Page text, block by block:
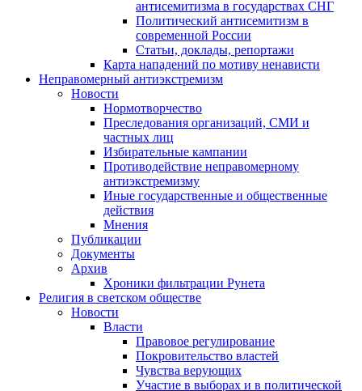
антисемитизма в государствах СНГ
Политический антисемитизм в
современной России
Статьи, доклады, репортажи
Карта нападений по мотиву ненависти
Неправомерный антиэкстремизм
Новости
Нормотворчество
Преследования организаций, СМИ и
частных лиц
Избирательные кампании
Противодействие неправомерному
антиэкстремизму
Иные государственные и общественные
действия
Мнения
Публикации
Документы
Архив
Хроники фильтрации Рунета
Религия в светском обществе
Новости
Власти
Правовое регулирование
Покровительство властей
Чувства верующих
Участие в выборах и в политической